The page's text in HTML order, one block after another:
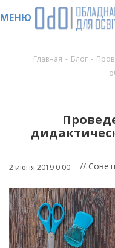
МЕНЮ
Главная - Блог -
2 июня 2019 0:00 //